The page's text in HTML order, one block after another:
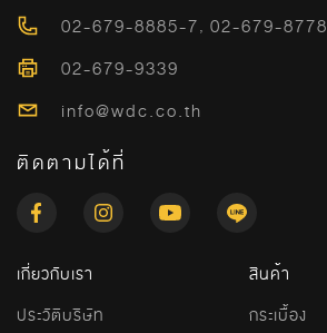
02-679-8885-7, 02-679-8778
02-679-9339
info@wdc.co.th
ติดตามได้ที่
เกี่ยวกับเรา
ประวัติบริษัท
สินค้า
กระเบื้อง